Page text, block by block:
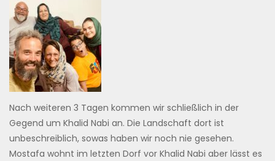
Nach weiteren 3 Tagen kommen wir schließlich in der
Gegend um Khalid Nabi an. Die Landschaft dort ist
unbeschreiblich, sowas haben wir noch nie gesehen.
Mostafa wohnt im letzten Dorf vor Khalid Nabi aber lässt es